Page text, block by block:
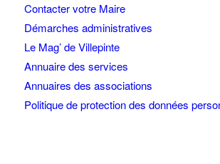
Contacter votre Maire
Démarches administratives
Le Mag’ de Villepinte
Annuaire des services
Annuaires des associations
Politique de protection des données